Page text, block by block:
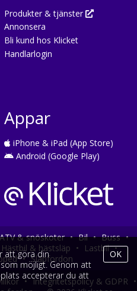
Produkter & tjänster
Annonsera
Bli kund hos Klicket
Handlarlogin
Appar
iPhone & iPad (App Store)
Android (Google Play)
ATV & snöskoter • Bil • Buss •
Hästbil & hästsläp • Lastbil •
• Släpfordon
• Integritetspolicy & GDPR •
att göra din
möjligt. Genom att
accepterar du att
OK